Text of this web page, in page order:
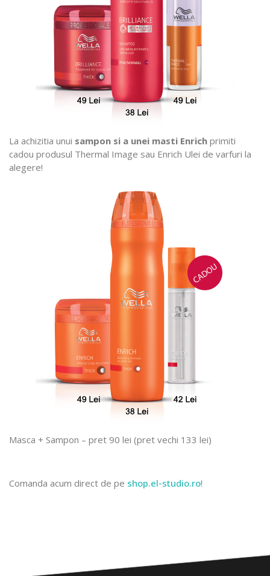
La achizitia unui sampon si a unei masti Enrich primiti
cadou produsul Thermal Image sau Enrich Ulei de varfuri la
alegere!
Masca + Sampon – pret 90 lei (pret vechi 133 lei)
Comanda acum direct de pe shop.el-studio.ro!